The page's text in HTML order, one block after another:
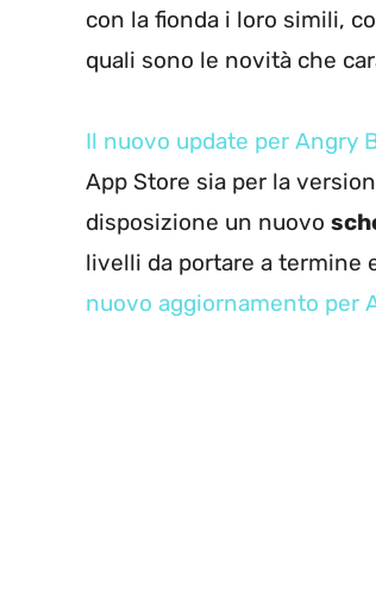
con la fionda i loro simili,
quali sono le novità che
Il nuovo update per Angry
App Store sia per la
disposizione un nuovo
livelli da portare a termine
nuovo aggiornamento per